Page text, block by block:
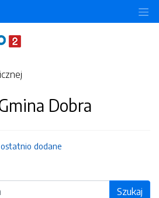
Dobra
ostatnio dodane
Szukaj